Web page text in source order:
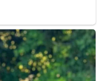
tinggal warga.
informasi
kerawanan,
mengganggu
menjelang